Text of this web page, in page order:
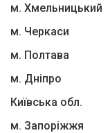
м. Хмельницький
м. Черкаси
м. Полтава
м. Дніпро
Київська обл.
м. Запоріжжя